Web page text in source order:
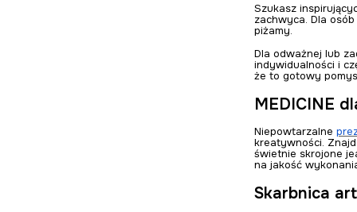
Szukasz
zachwyca. Dla
piżamy.
Dla odważnej lub
indywidualności i
że to gotowy
MEDICINE
Niepowtarzalne
kreatywności.
świetnie skrojone
na jakość
Skarbnica